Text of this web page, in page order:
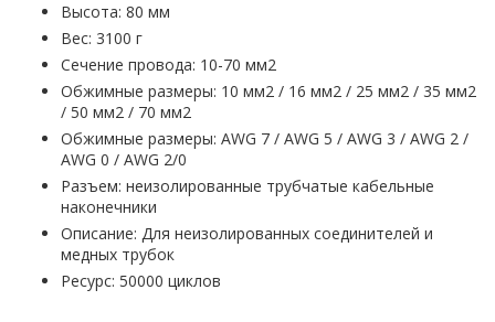
Высота: 80 мм
Вес: 3100 г
Сечение провода: 10-70 мм2
Обжимные размеры: 10 мм2 / 16 мм2 / 25 мм2 / 35 мм2
/ 50 мм2 / 70 мм2
Обжимные размеры: AWG 7 / AWG 5 / AWG 3 / AWG 2 /
AWG 0 / AWG 2/0
Разъем: неизолированные трубчатые кабельные
наконечники
Описание: Для неизолированных соединителей и
медных трубок
Ресурс: 50000 циклов